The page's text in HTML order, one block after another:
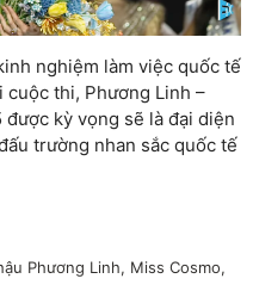
nghiệm làm việc quốc tế
thi, Phương Linh –
được kỳ vọng sẽ là đại diện
trường nhan sắc quốc tế
Phương Linh, Miss Cosmo,